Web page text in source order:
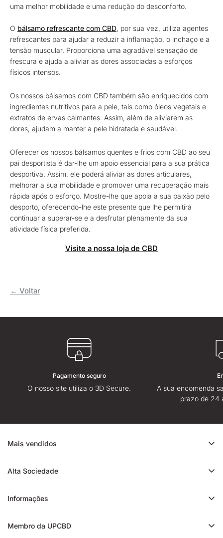
uma melhor mobilidade e uma redução do desconforto.
O bálsamo refrescante com CBD, por sua vez, utiliza agentes
refrescantes para ajudar a reduzir a inflamação, o inchaço e a
tensão muscular. Proporciona uma agradável sensação de
frescura e ajuda a aliviar as dores associadas a esforços
físicos intensos.
Os nossos bálsamos com CBD também são enriquecidos com
ingredientes nutritivos para a pele, tais como óleos vegetais e
extratos de ervas calmantes. Assim, além de aliviarem as
dores, ajudam a manter a pele hidratada e saudável.
Oferecer os nossos bálsamos quentes e frios com CBD ao seu
pai desportista é dar-lhe um apoio essencial para a sua prática
desportiva. Assim, ele poderá aliviar as dores articulares,
melhorar a sua mobilidade e promover uma recuperação mais
rápida após o esforço. Mostre-lhe que apoia a sua paixão pelo
desporto, oferecendo-lhe este presente que lhe permitirá
continuar a superar-se e a desfrutar plenamente da sua
atividade física preferida.
Visite a nossa loja de CBD
← Voltar
Pagamento seguro
O nosso site utiliza o 3D Secure.
A sua encomenda
prazo de 24
Mais vendidos
Cali CBD
Trim CBD
Alta Sociedade
Avaliação da High Society
Informações
Membro da UPCBD